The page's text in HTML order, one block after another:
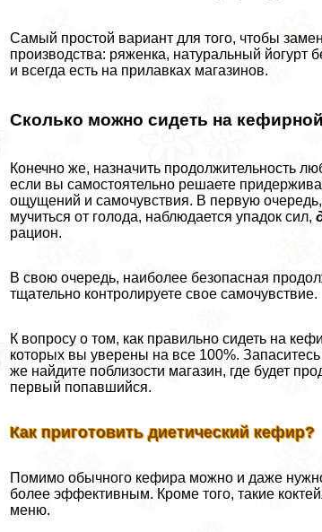
Самый простой вариант для того, чтобы
производства: ряженка, натуральный йогурт
и всегда есть на прилавках магазинов.
Сколько можно сидеть на
Конечно же, назначить продолжительность
если вы самостоятельно решаете
ощущений и самочувствия. В первую очередь,
мучиться от голода, наблюдается упадок сил,
рацион.
В свою очередь, наиболее безопасная
тщательно контролируете свое самочувствие.
К вопросу о том, как правильно сидеть на
которых вы уверены на все 100%.
же найдите поблизости магазин, где будет
первый попавшийся.
Как приготовить диетический кефир?
Помимо обычного кефира можно и даже
более эффективным. Кроме того, такие
меню.